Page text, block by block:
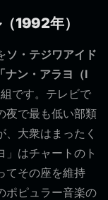
1992年）
ソ・テジワアイド
「ナン・アラヨ（I
です。テレビで
夜で最も低い部類
大衆はまったく
」はチャートのト
てその座を維持
ポピュラー音楽の